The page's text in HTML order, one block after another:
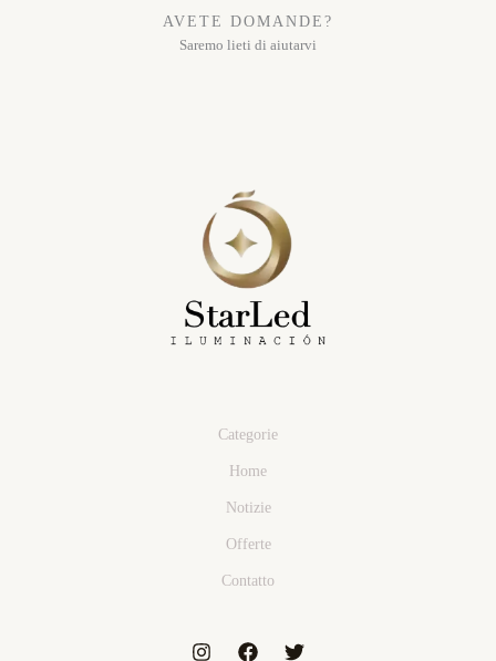
AVETE DOMANDE?
Saremo lieti di aiutarvi
Categorie
Home
Notizie
Offerte
Contatto